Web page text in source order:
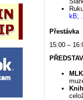
kB;
Přestávka
15:00 –